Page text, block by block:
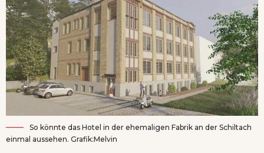
So könnte das Hotel in der ehemaligen Fabrik an der Schiltach
einmal aussehen. Grafik:Melvin